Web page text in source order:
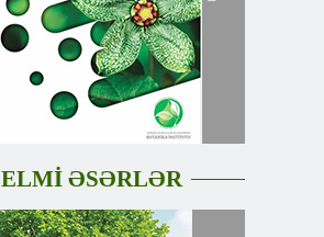
ELMİ ƏSƏRLƏR